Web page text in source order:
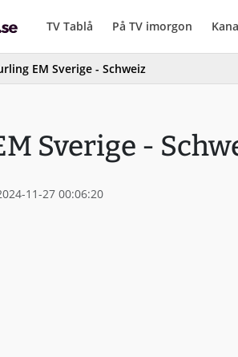
TV Tablå På TV imorgon
EM Sverige - Schweiz
Sverige -
11-27 00:06:20